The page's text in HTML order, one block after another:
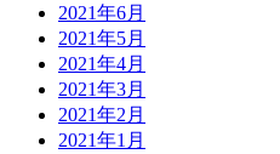
2021年6月
2021年5月
2021年4月
2021年3月
2021年2月
2021年1月